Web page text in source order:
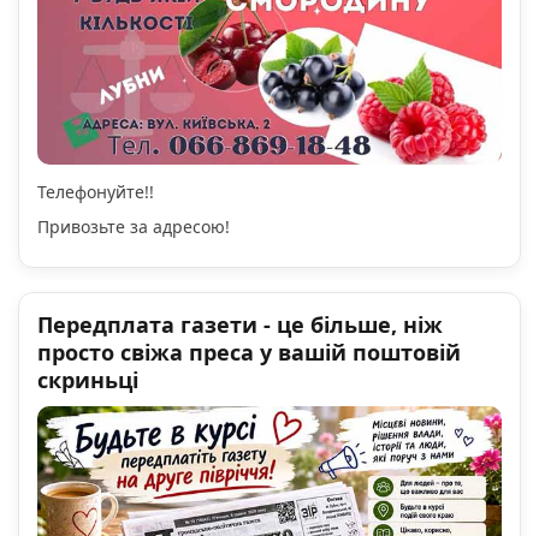
Телефонуйте!!
Привозьте за адресою!
Передплата газети - це більше, ніж
просто свіжа преса у вашій поштовій
скриньці